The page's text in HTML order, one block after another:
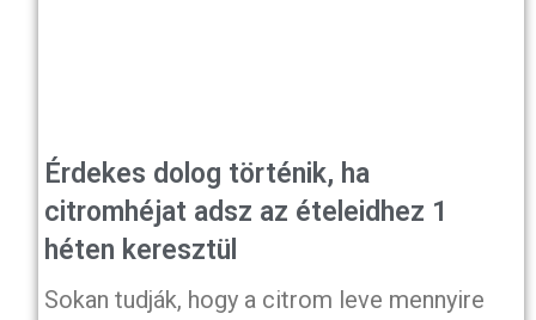
Érdekes dolog történik, ha
citromhéjat adsz az ételeidhez 1
héten keresztül
Sokan tudják, hogy a citrom leve mennyire